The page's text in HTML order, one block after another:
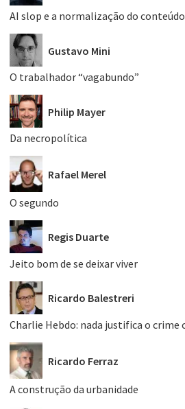
AI slop e a normalização do
Gustavo Mini
O trabalhador “vagabundo”
Philip Mayer
Da necropolítica
Rafael Merel
O segundo
Regis Duarte
Jeito bom de se deixar viver
Ricardo Balestreri
Charlie Hebdo: nada justifica o crime
Ricardo Ferraz
A construção da urbanidade